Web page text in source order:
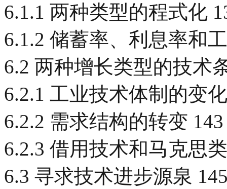
6.1.1 两种类型的程式化
6.1.2 储蓄率、利息率和
6.2 两种增长类型的技术
6.2.1 工业技术体制的变
6.2.2 需求结构的转变 143
6.2.3 借用技术和马克思
6.3 寻求技术进步源泉